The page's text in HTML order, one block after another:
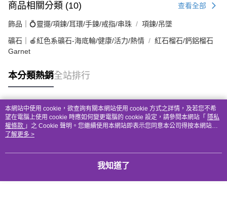
商品相關分類 (10) 查看全部
飾品｜💍靈擺/項鍊/耳環/手鍊/戒指/串珠 項鍊/吊墜
礦石｜🍎紅色系礦石-海底輪/健康/活力/熱情
紅石榴石/鈣鋁榴石
Garnet
本分類熱銷全站排行
熱門標籤
本網站中使用 cookie，欲查詢有關本網站使用 cookie 方式之詳情，及若您不希
望在電腦上使用 cookie 時應如何變更電腦的 cookie 設定，請參閱本網站「 隱私
權條款 」之 Cookie 聲明。您繼續使用本網站即表示您同意本公司得按本網站使
用條款之 Cookie 聲明使用 cookie。
了解更多 >
我知道了